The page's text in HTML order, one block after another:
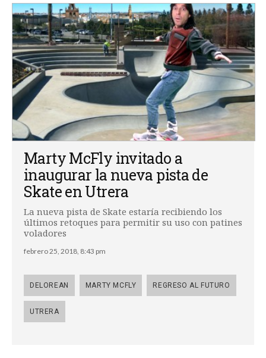
Marty McFly invitado a
inaugurar la nueva pista de
Skate en Utrera
La nueva pista de Skate estaría recibiendo los
últimos retoques para permitir su uso con patines
voladores
febrero 25, 2018, 8:43 pm
DELOREAN MARTY MCFLY REGRESO AL FUTURO
UTRERA